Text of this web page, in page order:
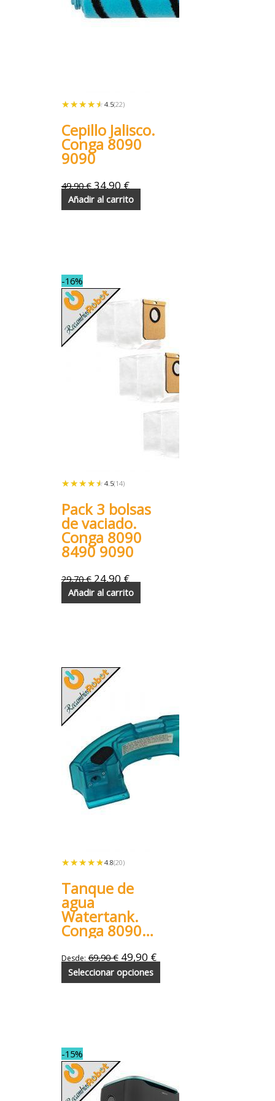
★★★★★
★★★★★ 4.5(22)
Cepillo Jalisco.
Conga 8090
9090
49,90€ 34,90€
Añadir al carrito
-16%
★★★★★
★★★★★ 4.5(14)
Pack 3 bolsas
de vaciado.
Conga 8090
8490 9090
29,70€ 24,90 €
Añadir al carrito
★★★★★
★★★★★ 4.8(20)
Tanque de
agua
Watertank.
Conga 8090
9090
Desde: 69,90€ 49,90 €
Seleccionar opciones
-15%